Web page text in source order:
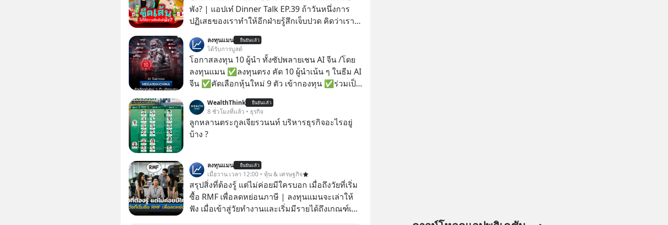
พัง? | แอปเท๋ Dinner Talk EP.39 ถ้าวันหนึ่งการ
ปฏิเสธของเราทำให้อีกฝ่ายรู้สึกเจ็บปวด คิดว่าเรา
ไม่เคยปฏิเสธใครอย่างนี้มาก่อน แต่พอตั้งใจจะ
‘สร้างขอบเขต’ เพื่อตัวเองดูสักครั้ง กลับทำให้เกิด
รอยร้าวในความสัมพันธ์เสียอย่างนั้น โดยรายการ
แอปเท๋ Dinner Talk ในวันนี้โฮสต์ทั้ง 2 ท่าน แทป-
รวิศ หาญอุตสาหะ และ เอ๋ นิ้วกลม-สราวุธ เฮ้ง
สวัสดิ์ จะพาทุกคนไปสำรวจวิธีสร้างขอบเขตเพื่อ
รักษาใจของตัวเองและรักษาความสัมพันธ์ของคน
รอบข้างไปพร้อมกัน #boundary
#selfdevelopment #แอปเท๋dinnertalk
ลงทุนแมน ยืนยันแล้ว
ได้รับการบูสต์
โอกาสลงทุน 10 ผู้นำ ทั้งซัปพลายเชน AI จีน /โดย
ลงทุนแมน ✅ลงทุนตรง คัด 10 ผู้นำเน้น ๆ ในธีม AI
จีน ✅คัดเลือกหุ้นใหม่ 9 ตัว เข้ากองทุน ✅ร่วมเป็น
ความจำ โมเดล AI ยันหุ่นยนต์ ✅ได้การรับยกเว้น
ภาษี Capital Gain ตามกฎหมายภาษีของ
ประเทศไทย
WealthThink ยืนยันแล้ว
8 ชั่วโมงที่แล้ว • ธุรกิจ
ลูกหลานตระกูลเจียรวนนท์ บริหารธุรกิจอะไรอยู่
บ้าง ?
ลงทุนแมน ยืนยันแล้ว
เมื่อวาน เวลา 12:00 • หุ้น & เศรษฐกิจ
สรุปสิ่งที่ต้องรู้ แต่ไม่ค่อยมีใครบอก เมื่อถึงวัยที่เริ่ม
ซื้อ RMF เพื่อลดหย่อนภาษี | ลงทุนแมนจะเล่าให้
ฟัง เมื่อเข้าสู่วัยทำงานและเริ่มมีรายได้ถึงเกณฑ์เสีย